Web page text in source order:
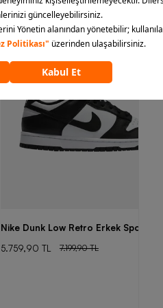
Nike Dunk Low Retro Erkek Spor
5.759,90 TL
7.199,90 TL